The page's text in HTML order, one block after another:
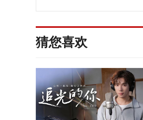
欢”
猜您喜欢